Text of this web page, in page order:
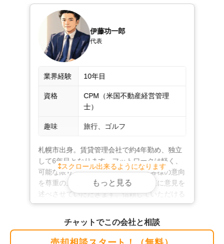
いとして賃貸物件のご案内までお受けいたします。
過去には、他社で半年以上売れず担当者の対応に不満を
抱えていた売主様を知人のご紹介でお受けし、問題点を
率直にお伝えしたうえで売主様のお考えを踏まえ、3か
不動産売却は、合同会社REAL HEALにお任せく
ださい！
ております。相続による資産整理や任意売却、住み替
ください。専門家と力を合わせて売却成功に向け尽力い
たします。
ご相談や査定は無料。もちろん秘密厳守です。店舗には
駐車場を完備しておりますので、お車でもお越しいただ
けます。駅までのご送迎も可能。ご来店がむずかしい場
合は、出張やオンライン相談もお受けいたします。
伊藤功一郎
代表
業界経験 10年目
資格
CPM（米国不動産経営管理
士）
趣味 旅行、ゴルフ
札幌市出身。賃貸管理会社で約4年勤め、独立
して6年目となります。フットワークは軽く、
可能な限りスピーディーな対応、お客様の意向
を尊重の上、リスクはしっかりと率直に意見を
述べさせていただきます。信頼していただける
よう、誠心誠意努めて参ります。
スクロール出来るようになります
もっと見る
チャットでこの会社と相談